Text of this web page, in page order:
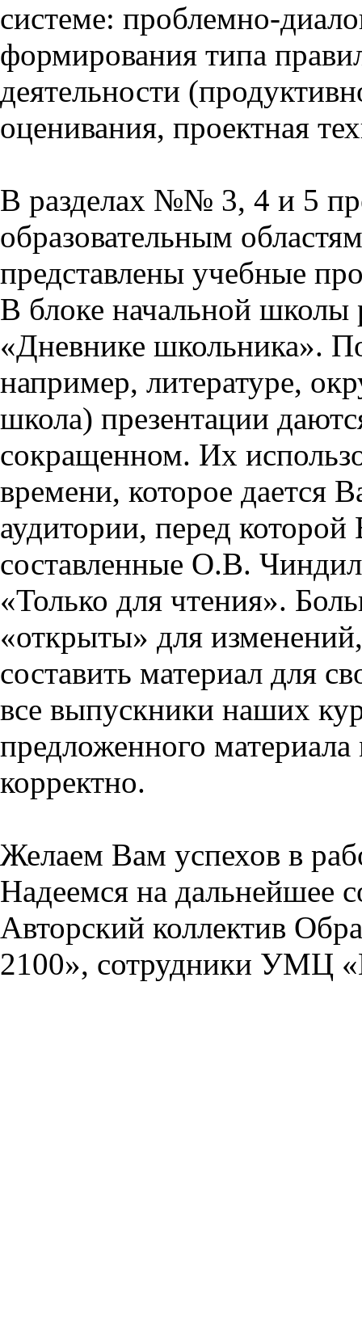
системе: проблемно-
формирования типа
деятельности
оценивания, проектная
В разделах №№ 3, 4 и 5
образовательным
представлены учебные
В блоке начальной школы
«Дневнике школьника».
например, литературе,
школа) презентации
сокращенном. Их
времени, которое дается
аудитории, перед
составленные О.В.
«Только для чтения».
«открыты» для
составить материал для
все выпускники наших
предложенного
корректно.
Желаем Вам успехов в
Надеемся на дальнейшее
Авторский коллектив
2100», сотрудники УМЦ